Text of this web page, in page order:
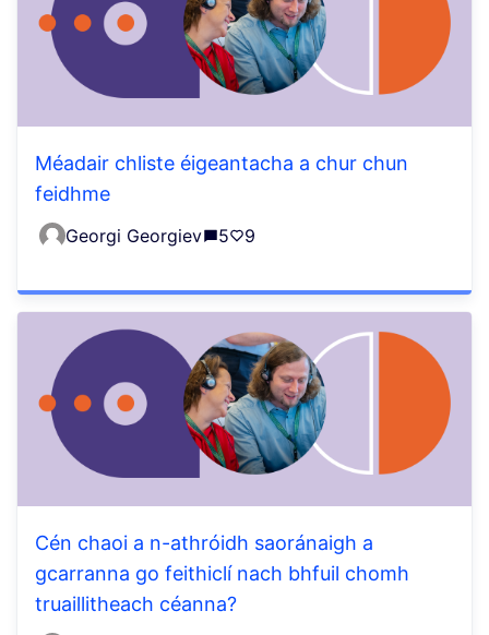
Méadair chliste éigeantacha a chur chun
feidhme
Georgi Georgiev 5 9
Cén chaoi a n-athróidh saoránaigh a
gcarranna go feithiclí nach bhfuil chomh
truaillitheach céanna?